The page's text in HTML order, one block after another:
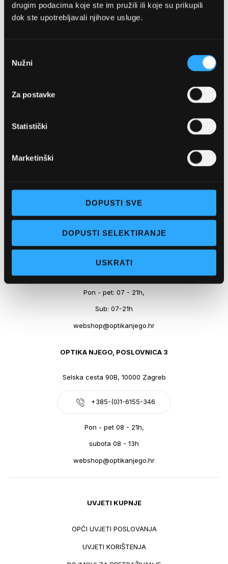
drugim podacima koje ste im pružili ili koje su prikupili
dok ste upotrebljavali njihove usluge.
pristanka
Nužni
Za postavke
Statistički
Marketinški
DOPUSTI SVE
DOPUSTI SELEKTIRANJE
USKRATI
webshop@optikanjego.hr
OPTIKA NJEGO, POSLOVNICA 2
+385-(0)21-612-709
Pon - pet: 07 - 21h,
Sub: 07-21h
webshop@optikanjego.hr
OPTIKA NJEGO, POSLOVNICA 3
Selska cesta 90B, 10000 Zagreb
+385-(0)1-6155-346
Pon - pet 08 - 21h,
subota 08 - 13h
webshop@optikanjego.hr
UVJETI KUPNJE
OPĆI UVJETI POSLOVANJA
UVJETI KORIŠTENJA